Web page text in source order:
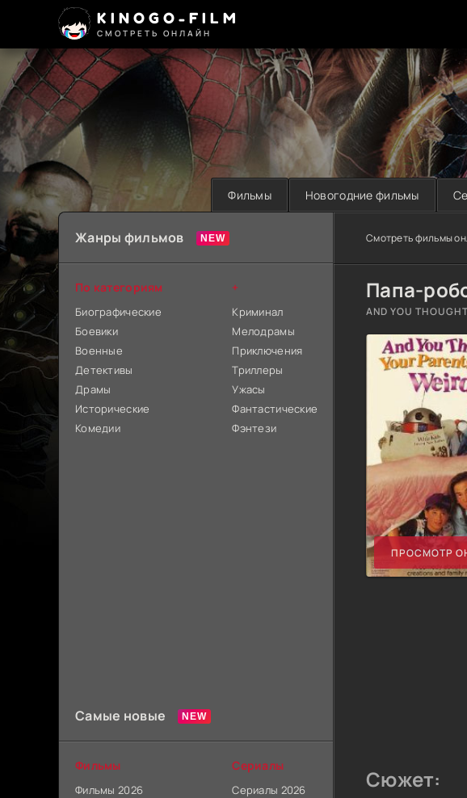
KINOGO-FILM
СМОТРЕТЬ ОНЛАЙН
Фильмы Новогодние фильмы
Смотреть фильмы
Папа-
AND YOU
ПРОСМОТР
Сюжет:
Жанры фильмов
По категориям
Биографические
Боевики
Военные
Детективы
Драмы
Исторические
Комедии
+
Криминал
Мелодрамы
Приключения
Триллеры
Ужасы
Фантастические
Фэнтези
Самые новые
Фильмы
Фильмы 2026
Сериалы
Сериалы 2026